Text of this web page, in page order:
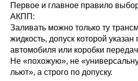
Первое и главное правило
АКПП:
Заливать можно только ту
жидкость, допуск которой
автомобиля или коробки
Не «похожую», не
льют», а строго по допуску.